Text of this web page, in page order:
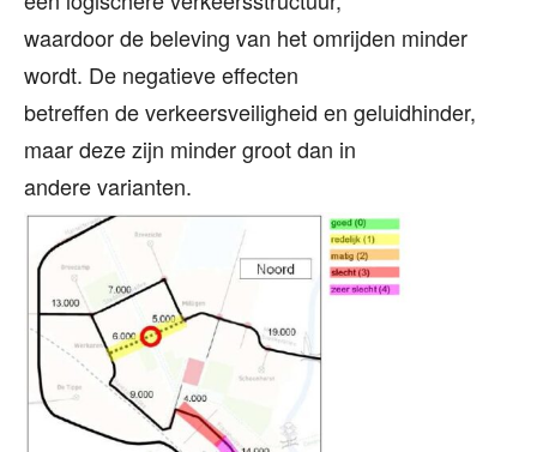
waardoor de beleving van het omrijden minder
wordt. De negatieve effecten
betreffen de verkeersveiligheid en geluidhinder,
maar deze zijn minder groot dan in
andere varianten.